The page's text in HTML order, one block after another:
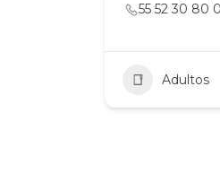
55 52 30 80
Adultos